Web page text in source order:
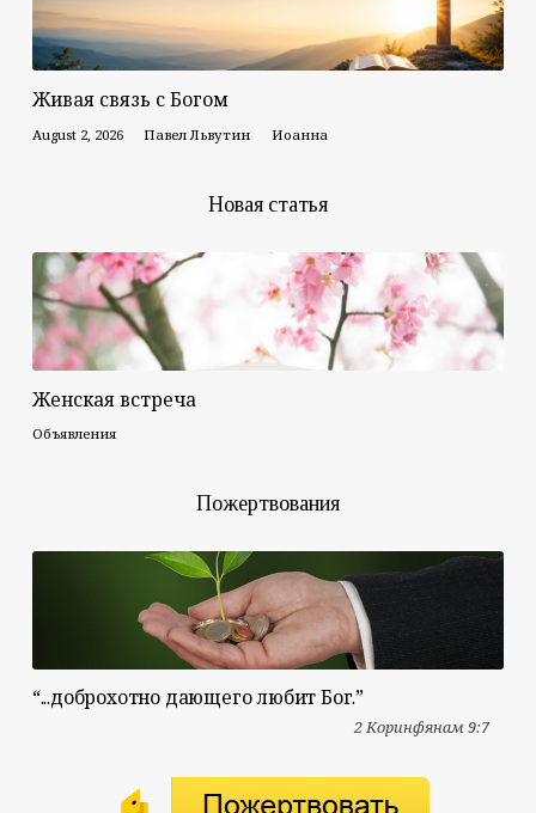
Живая связь с Богом
August 2, 2026 Павел Львутин Иоанна
Новая статья
Женская встреча
Объявления
Пожертвования
“...доброхотно дающего любит Бог.”
2 Коринфянам 9:7